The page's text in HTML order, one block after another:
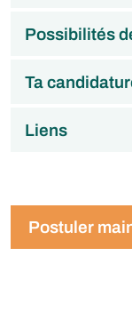
Possibilités
Ta
Liens
Postuler